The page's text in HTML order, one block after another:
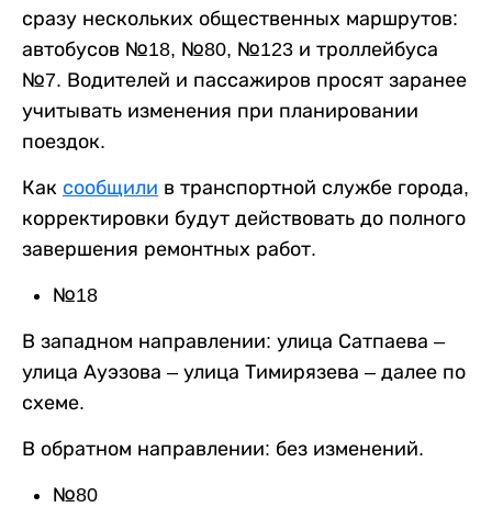
сразу нескольких общественных маршрутов:
автобусов №18, №80, №123 и троллейбуса
№7. Водителей и пассажиров просят заранее
учитывать изменения при планировании
поездок.
Как сообщили в транспортной службе города,
корректировки будут действовать до полного
завершения ремонтных работ.
№18
В западном направлении: улица Сатпаева –
улица Ауэзова – улица Тимирязева – далее по
схеме.
В обратном направлении: без изменений.
№80